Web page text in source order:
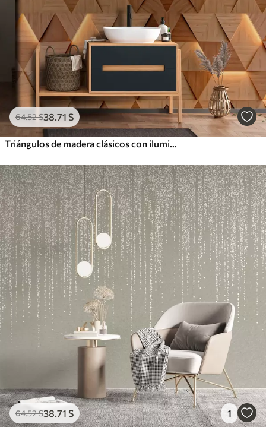
64.52S38.71 S
Triángulos de madera clásicos con iluminación 3D
64.52S38.71 S 1